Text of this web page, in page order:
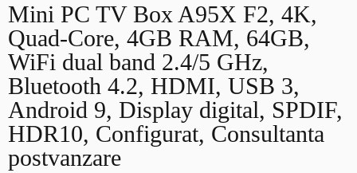
Mini PC TV Box A95X F2, 4K,
Quad-Core, 4GB RAM, 64GB,
WiFi dual band 2.4/5 GHz,
Bluetooth 4.2, HDMI, USB 3,
Android 9, Display digital, SPDIF,
HDR10, Configurat, Consultanta
postvanzare